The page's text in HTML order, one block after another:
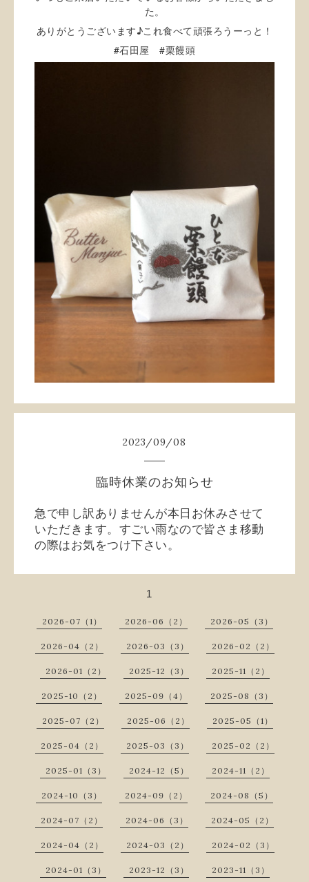
た。
ありがとうございます♪これ食べて頑張ろうーっと！
#石田屋#栗饅頭
2023/09/08
臨時休業のお知らせ
急で申し訳ありませんが本日お休みさせて
いただきます。すごい雨なので皆さま移動
の際はお気をつけ下さい。
1
2026-07（1） 2026-06（2） 2026-05（3）
2026-04（2） 2026-03（3） 2026-02（2）
2026-01（2） 2025-12（3） 2025-11（2）
2025-10（2） 2025-09（4） 2025-08（3）
2025-07（2） 2025-06（2） 2025-05（1）
2025-04（2） 2025-03（3） 2025-02（2）
2025-01（3） 2024-12（5） 2024-11（2）
2024-10（3） 2024-09（2） 2024-08（5）
2024-07（2） 2024-06（3） 2024-05（2）
2024-04（2） 2024-03（2） 2024-02（3）
2024-01（3） 2023-12（3） 2023-11（3）